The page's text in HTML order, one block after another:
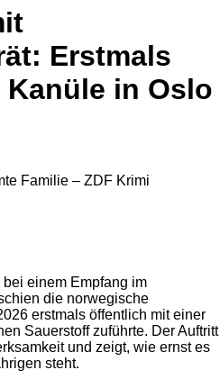
Erstmals
in Oslo
bei einem Empfang im
die norwegische
erstmals öffentlich mit einer
Sauerstoff zuführte. Der Auftritt
und zeigt, wie ernst es
steht.